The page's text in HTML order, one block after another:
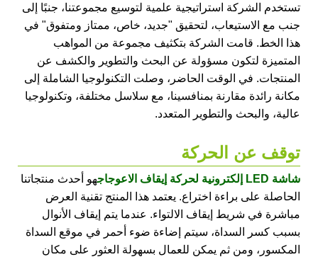
تستخدم الشركة استراتيجية علمية لتوسيع مجموعتنا، جنبًا إلى
جنب مع الاستيعاب، لتحقيق "جديد، خاص، ممتاز ومتفوق" في
هذا الخط. قامت الشركة بتكثيف مجموعة من المواهب
المتميزة لتكون مسؤولة عن البحث والتطوير والكشف عن
المنتجات. في الوقت الحاضر، وصلت التكنولوجيا الشاملة إلى
مكانة رائدة مقارنة بمنافسينا، مع سلاسل مختلفة، وتكنولوجيا
عالية، والبحث والتطوير المتعدد.
توقف عن الحركة
شاشة LED إلكترونية لحركة إيقاف الاعوجاج
هو أحدث منتجاتنا
الحاصلة على براءة اختراع. يعتمد هذا المنتج تقنية العرض
مباشرة في شريط إيقاف الالتواء. عندما يتم إيقاف الأنوال
بسبب كسر السداة، سيتم إضاءة ضوء أحمر في موقع السداة
المكسور، ومن ثم يمكن للعمال بسهولة العثور على مكان